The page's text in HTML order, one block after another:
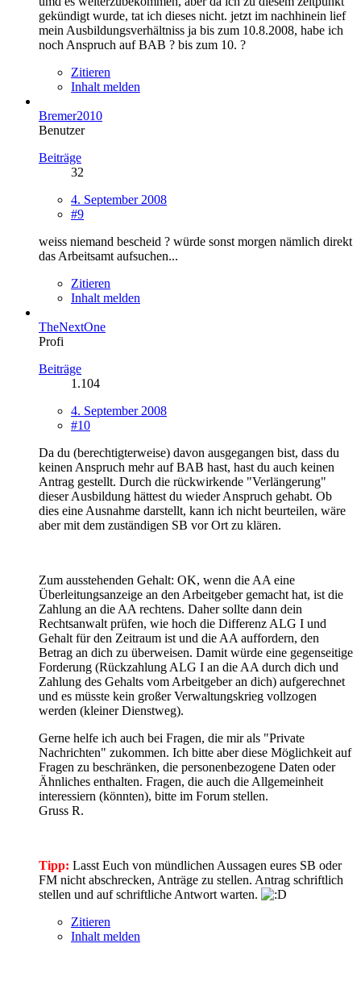
gekündigt wurde, tat ich dieses nicht. jetzt im nachhinein lief
mein Ausbildungsverhältniss ja bis zum 10.8.2008, habe ich
noch Anspruch auf BAB ? bis zum 10. ?
Zitieren
Inhalt melden
Bremer2010
Benutzer
Beiträge
32
4. September 2008
#9
weiss niemand bescheid ? würde sonst morgen nämlich direkt
das Arbeitsamt aufsuchen...
Zitieren
Inhalt melden
TheNextOne
Profi
Beiträge
1.104
4. September 2008
#10
Da du (berechtigterweise) davon ausgegangen bist, dass du
keinen Anspruch mehr auf BAB hast, hast du auch keinen
Antrag gestellt. Durch die rückwirkende "Verlängerung"
dieser Ausbildung hättest du wieder Anspruch gehabt. Ob
dies eine Ausnahme darstellt, kann ich nicht beurteilen, wäre
aber mit dem zuständigen SB vor Ort zu klären.
Zum ausstehenden Gehalt: OK, wenn die AA eine
Überleitungsanzeige an den Arbeitgeber gemacht hat, ist die
Zahlung an die AA rechtens. Daher sollte dann dein
Rechtsanwalt prüfen, wie hoch die Differenz ALG I und
Gehalt für den Zeitraum ist und die AA auffordern, den
Betrag an dich zu überweisen. Damit würde eine gegenseitige
Forderung (Rückzahlung ALG I an die AA durch dich und
Zahlung des Gehalts vom Arbeitgeber an dich) aufgerechnet
und es müsste kein großer Verwaltungskrieg vollzogen
werden (kleiner Dienstweg).
Gerne helfe ich auch bei Fragen, die mir als "Private
Nachrichten" zukommen. Ich bitte aber diese Möglichkeit auf
Fragen zu beschränken, die personenbezogene Daten oder
Ähnliches enthalten. Fragen, die auch die Allgemeinheit
interessiern (könnten), bitte im Forum stellen.
Gruss R.
Tipp: Lasst Euch von mündlichen Aussagen eures SB oder
FM nicht abschrecken, Anträge zu stellen. Antrag schriftlich
stellen und auf schriftliche Antwort warten.
Zitieren
Inhalt melden